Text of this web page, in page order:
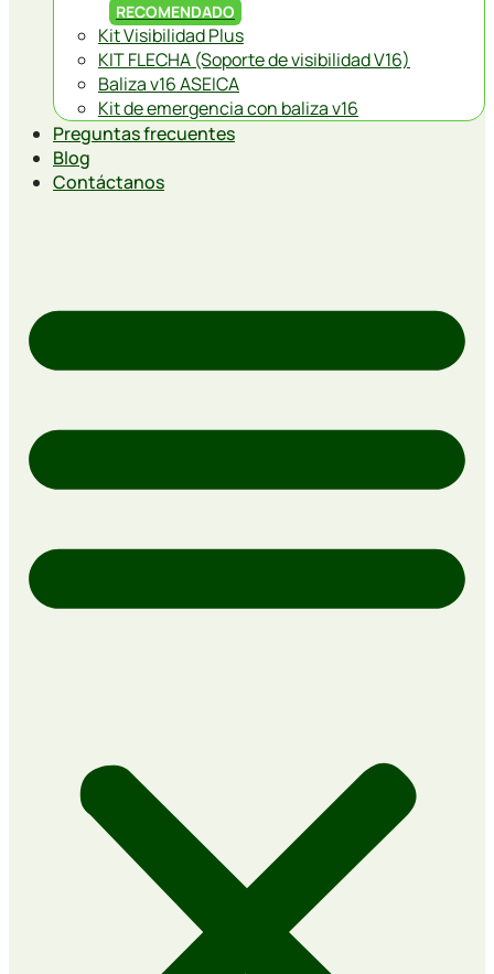
RECOMENDADO
Kit Visibilidad Plus
KIT FLECHA (Soporte de visibilidad V16)
Baliza v16 ASEICA
Kit de emergencia con baliza v16
Preguntas frecuentes
Blog
Contáctanos